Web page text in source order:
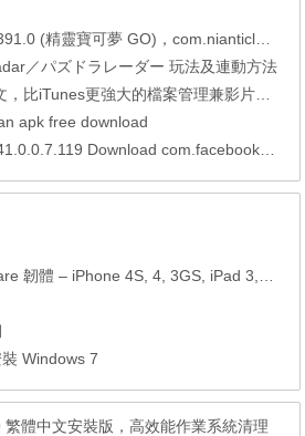
可夢 GO)，com.nianticlabs.pokemongo (.apk) (.xapk)
／パズドラレーダー 玩法及連動方法
iTunes更強大的檔案管理兼影片轉檔工具
apk free download
Download com.facebook.lite APK
4S, 4, 3GS, iPad 3, 2, 1, iPod Touch 4G, 3G
Windows 7
體中文安裝版，高效能作業系統清理